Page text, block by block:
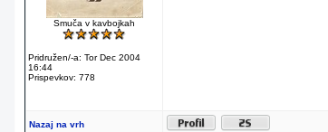
Smuča v kavbojkah
Pridružen/-a: Tor Dec 2004
16:44
Prispevkov: 778
Nazaj na vrh